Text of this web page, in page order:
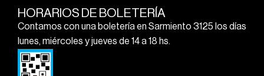
HORARIOS DE BOLETERÍA
Contamos con una boletería en Sarmiento 3125 los días
lunes, miércoles y jueves de 14 a 18 hs.